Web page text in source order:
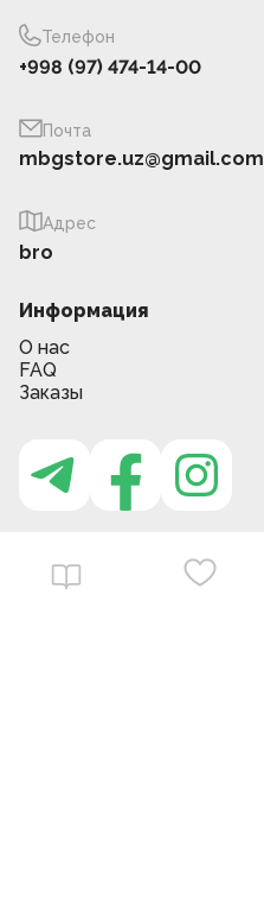
Телефон
+998 (97) 474-14-00
Почта
mbgstore.uz@gmail.com
Адрес
bro
Информация
О нас
FAQ
Заказы
Приложение MBG store